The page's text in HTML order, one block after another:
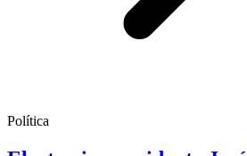
Política